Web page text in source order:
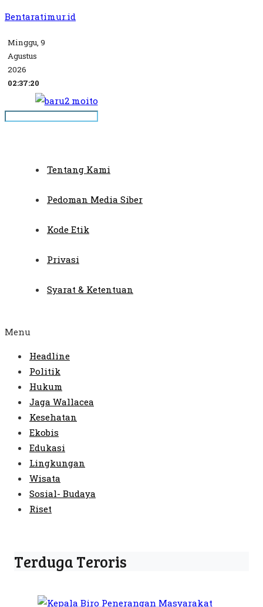
Bentaratimur.id
Minggu, 9
Agustus
2026
02:37:20
Tentang Kami
Pedoman Media Siber
Kode Etik
Privasi
Syarat & Ketentuan
Menu
Headline
Politik
Hukum
Jaga Wallacea
Kesehatan
Ekobis
Edukasi
Lingkungan
Wisata
Sosial- Budaya
Riset
Terduga Teroris